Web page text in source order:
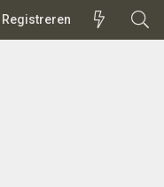
Registreren